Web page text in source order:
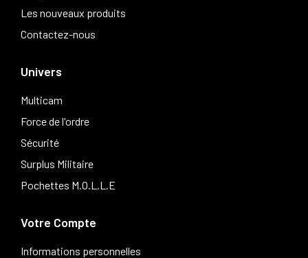
Les nouveaux produits
Contactez-nous
Univers
Multicam
Force de l'ordre
Sécurité
Surplus Militaire
Pochettes M.O.L.L.E
Votre Compte
Informations personnelles